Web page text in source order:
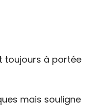
toujours à portée
mais souligne